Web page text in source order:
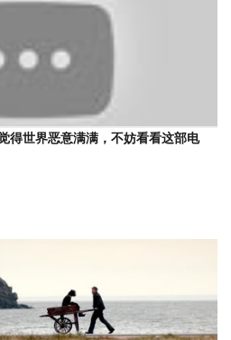
得世界恶意满满，不妨看看这部电